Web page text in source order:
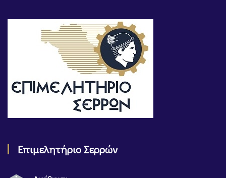
Επιμελητήριο Σερρών